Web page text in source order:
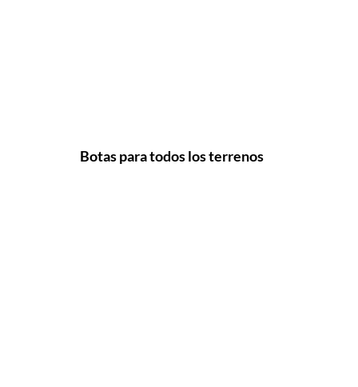
Botas para todos los terrenos